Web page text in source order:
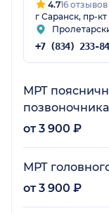
4.716 отзывов
г Саранск, пр-
МРТ
позвоночника
от 3 900 ₽
МРТ
от 3 900 ₽